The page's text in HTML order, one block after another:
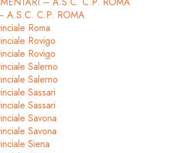
A.S.C. C.P. ROMA
Roma
Rovigo
Rovigo
Salerno
Salerno
Sassari
Sassari
Savona
Savona
Siena